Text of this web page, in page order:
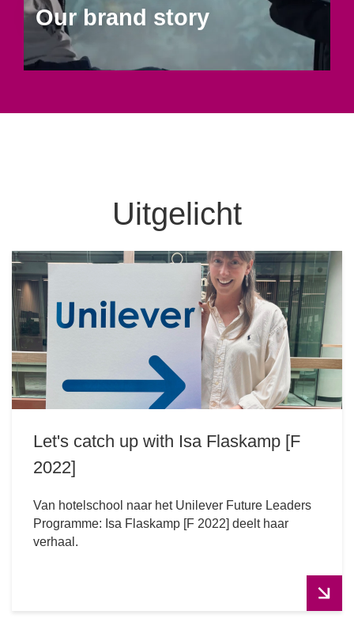
Our brand story
Uitgelicht
Let's catch up with Isa Flaskamp [F
2022]
Van hotelschool naar het Unilever Future Leaders
Programme: Isa Flaskamp [F 2022] deelt haar
verhaal.